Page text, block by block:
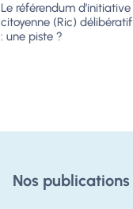
Le référendum d’initiative
citoyenne (Ric) délibératif
: une piste ?
Nos publications